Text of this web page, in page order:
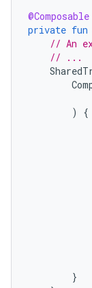
@Composable
private fun
// An
// ...
)
{
}